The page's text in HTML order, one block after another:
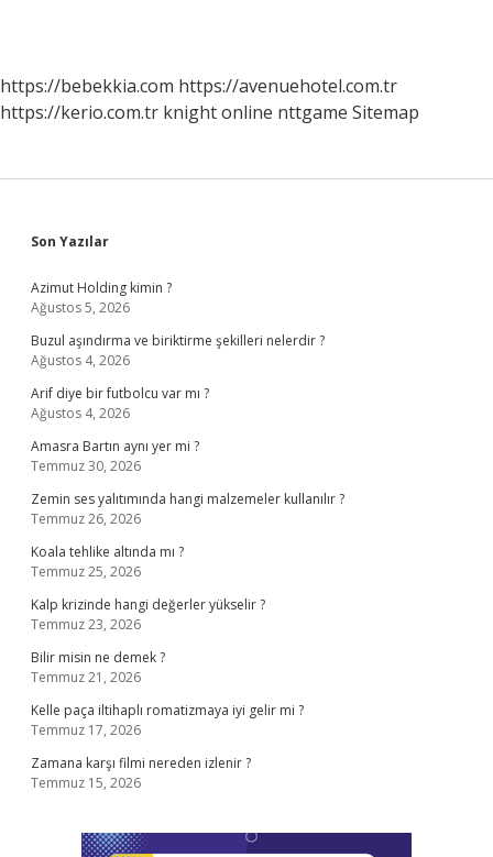
https://bebekkia.com https://avenuehotel.com.tr
https://kerio.com.tr knight online nttgame Sitemap
Sidebar
Son Yazılar
Azimut Holding kimin ?
Ağustos 5, 2026
Buzul aşındırma ve biriktirme şekilleri nelerdir ?
Ağustos 4, 2026
Arif diye bir futbolcu var mı ?
Ağustos 4, 2026
Amasra Bartın aynı yer mi ?
Temmuz 30, 2026
Zemin ses yalıtımında hangi malzemeler kullanılır ?
Temmuz 26, 2026
Koala tehlike altında mı ?
Temmuz 25, 2026
Kalp krizinde hangi değerler yükselir ?
Temmuz 23, 2026
Bilir misin ne demek ?
Temmuz 21, 2026
Kelle paça iltihaplı romatizmaya iyi gelir mi ?
Temmuz 17, 2026
Zamana karşı filmi nereden izlenir ?
Temmuz 15, 2026